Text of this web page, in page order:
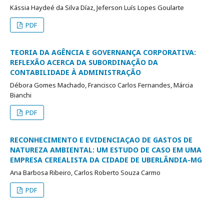
Kássia Haydeé da Silva Díaz, Jeferson Luís Lopes Goularte
PDF
TEORIA DA AGÊNCIA E GOVERNANÇA CORPORATIVA:
REFLEXÃO ACERCA DA SUBORDINAÇÃO DA
CONTABILIDADE À ADMINISTRAÇÃO
Débora Gomes Machado, Francisco Carlos Fernandes, Márcia
Bianchi
PDF
RECONHECIMENTO E EVIDENCIAÇAO DE GASTOS DE
NATUREZA AMBIENTAL: UM ESTUDO DE CASO EM UMA
EMPRESA CEREALISTA DA CIDADE DE UBERLÂNDIA-MG
Ana Barbosa Ribeiro, Carlos Roberto Souza Carmo
PDF